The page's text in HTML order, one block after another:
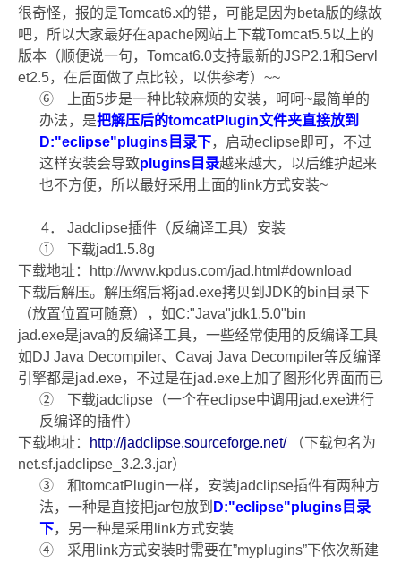
很奇怪，报的是Tomcat6.x的错，可能是因为beta版的缘故
吧，所以大家最好在apache网站上下载Tomcat5.5以上的
版本（顺便说一句， Tomcat6.0支持最新的JSP2.1和Servl
et2.5，在后面做了点比较，以供参考） ~~
⑥
上面5步是一种比较麻烦的安装，呵呵~最简单的
办法，是把解压后的tomcatPlugin文件夹直接放到
D:"eclipse"plugins 目录下，启动eclipse即可，不过
这样安装会导致plugins 目录越来越大，以后维护起来
也不方便，所以最好采用上面的 link方式安装~
4． Jadclipse插件（反编译工具）安装
①
下载jad1.5.8g
下载地址：
http://www.kpdus.com/jad.html#download
下载后解压。解压缩后将jad.exe拷贝到 JDK的bin 目录下
（放置位置可随意），如C:"Java"jdk1.5.0"bin
jad.exe是java的反编译工具，一些经常使用的反编译工具
如 DJ Java Decompiler、 Cavaj Java Decompiler等反编译
引擎都是jad.exe，不过是在jad.exe 上加了图形化界面而已
②
下载jadclipse （一个在eclipse中调用 jad.exe进行
反编译的插件）
下载地址：
http://jadclipse.sourceforge.net/
（下载包名为
net.sf.jadclipse_3.2.3.jar）
③
和tomcatPlugin一样， 安装jadclipse插件有两种方
法，一种是直接把jar包放到 D:"eclipse"plugins 目录
下，另一种是采用 link方式安装
④
采用 link方式安装时需要在”myplugins”下依次新建